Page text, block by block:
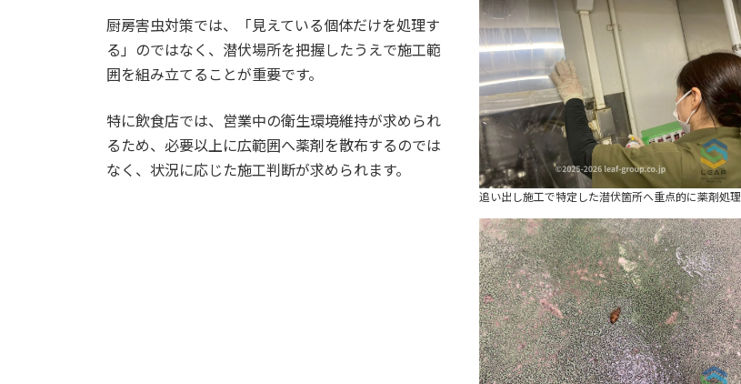
厨房害虫対策では、「見えている個体だけを処理す
る」のではなく、潜伏場所を把握したうえで施工範
囲を組み立てることが重要です。
特に飲食店では、営業中の衛生環境維持が求められ
るため、必要以上に広範囲へ薬剤を散布するのでは
なく、状況に応じた施工判断が求められます。
追い出し施工で特定した潜伏箇所へ重点的に薬剤処理